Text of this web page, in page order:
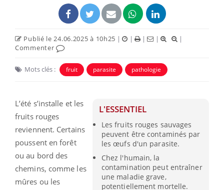
Publié le 24.06.2025 à 10h25 | | | |
|
Commenter
Mots clés : fruit parasite pathologie
L'ESSENTIEL
Les fruits rouges sauvages
peuvent être contaminés par
les œufs d'un parasite.
Chez l'humain, la
contamination peut entraîner
une maladie grave,
potentiellement mortelle.
L’été s’installe et les
fruits rouges
reviennent. Certains
poussent en forêt
ou au bord des
chemins, comme les
mûres ou les